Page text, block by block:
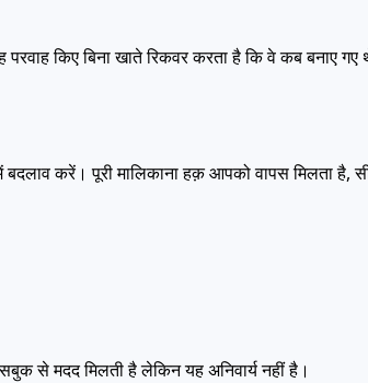
किए बिना खाते रिकवर करता है कि वे कब बनाए गए
करें। पूरी मालिकाना हक़ आपको वापस मिलता है,
से मदद मिलती है लेकिन यह अनिवार्य नहीं है।